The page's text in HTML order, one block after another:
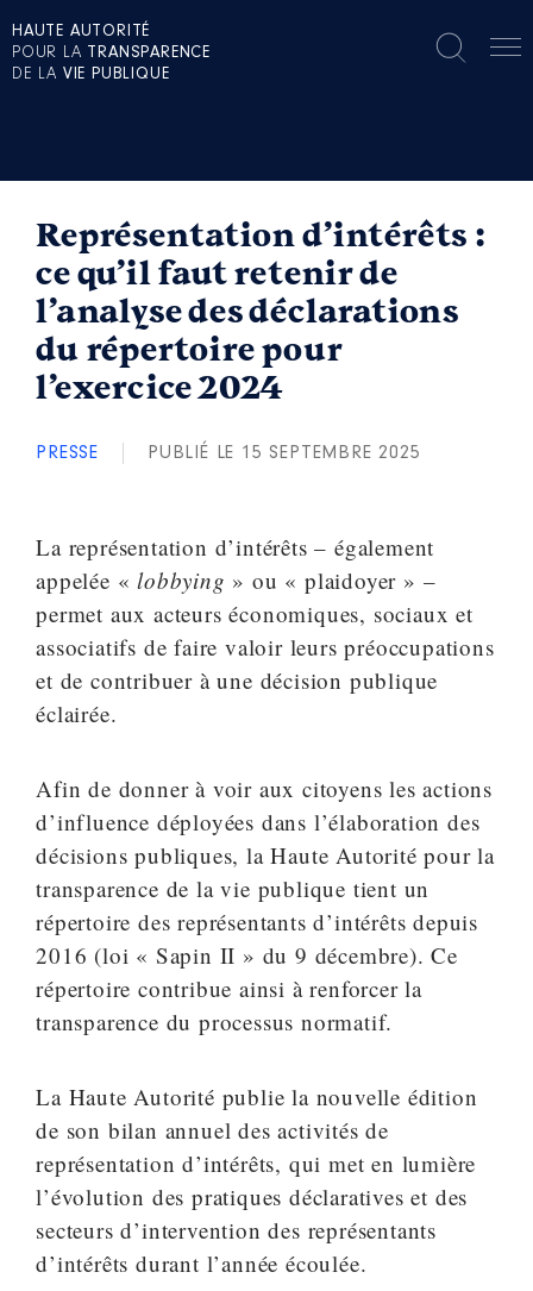
HAUTE AUTORITÉ
POUR LA TRANSPARENCE
DE LA VIE PUBLIQUE
Représentation d’intérêts :
ce qu’il faut retenir de
l’analyse des déclarations
du répertoire pour
l’exercice 2024
PRESSE PUBLIÉ LE 15 SEPTEMBRE 2025
La représentation d’intérêts – également
appelée «lobbying » ou « plaidoyer » –
permet aux acteurs économiques, sociaux et
associatifs de faire valoir leurs préoccupations
et de contribuer à une décision publique
éclairée.
Afin de donner à voir aux citoyens les actions
d’influence déployées dans l’élaboration des
décisions publiques, la Haute Autorité pour la
transparence de la vie publique tient un
répertoire des représentants d’intérêts depuis
2016 (loi « Sapin II » du 9 décembre). Ce
répertoire contribue ainsi à renforcer la
transparence du processus normatif.
La Haute Autorité publie la nouvelle édition
de son bilan annuel des activités de
représentation d’intérêts, qui met en lumière
l’évolution des pratiques déclaratives et des
secteurs d’intervention des représentants
d’intérêts durant l’année écoulée.